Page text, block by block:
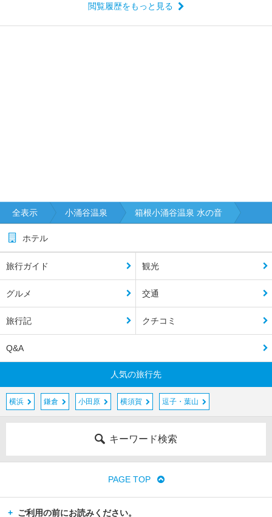
閲覧履歴をもっと見る
全表示 小涌谷温泉 箱根小涌谷温泉 水の音
ホテル
旅行ガイド 観光
グルメ 交通
旅行記 クチコミ
Q&A
人気の旅行先
横浜 鎌倉 小田原 横須賀 逗子・葉山
キーワード検索
PAGE TOP
ご利用の前にお読みください。